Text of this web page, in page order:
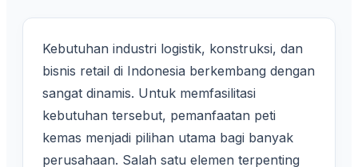
Kebutuhan industri logistik, konstruksi, dan
bisnis retail di Indonesia berkembang dengan
sangat dinamis. Untuk memfasilitasi
kebutuhan tersebut, pemanfaatan peti
kemas menjadi pilihan utama bagi banyak
perusahaan. Salah satu elemen terpenting